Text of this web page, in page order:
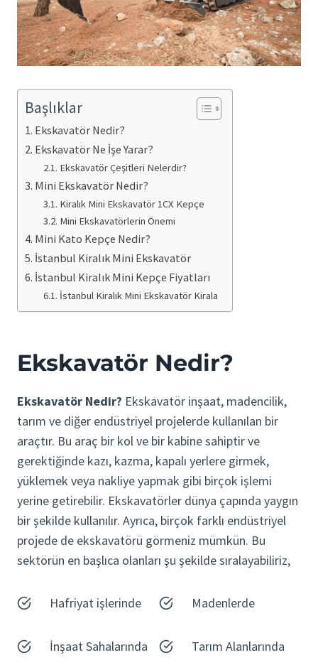
Başlıklar
Ekskavatör Nedir?
Ekskavatör Ne İşe Yarar?
Ekskavatör Çeşitleri Nelerdir?
Mini Ekskavatör Nedir?
Kiralık Mini Ekskavatör 1CX Kepçe
Mini Ekskavatörlerin Önemi
Mini Kato Kepçe Nedir?
İstanbul Kiralık Mini Ekskavatör
İstanbul Kiralık Mini Kepçe Fiyatları
İstanbul Kiralık Mini Ekskavatör Kirala
Ekskavatör Nedir?
Ekskavatör Nedir? Ekskavatör inşaat, madencilik,
tarım ve diğer endüstriyel projelerde kullanılan bir
araçtır. Bu araç bir kol ve bir kabine sahiptir ve
gerektiğinde kazı, kazma, kapalı yerlere girmek,
yüklemek veya nakliye yapmak gibi birçok işlemi
yerine getirebilir. Ekskavatörler dünya çapında yaygın
bir şekilde kullanılır. Ayrıca, birçok farklı endüstriyel
projede de ekskavatörü görmeniz mümkün. Bu
sektörün en başlıca olanları şu şekilde sıralayabiliriz,
Hafriyat işlerinde Madenlerde
İnşaat Sahalarında Tarım Alanlarında